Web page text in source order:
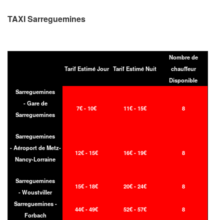
TAXI Sarreguemines
Tarif Estimé Jour Tarif Estimé Nuit
Nombre de
chauffeur
Disponible
Sarreguemines
- Gare de
Sarreguemines
7€ - 10€ 11€ - 15€ 8
Sarreguemines
- Aéroport de Metz-
Nancy-Lorraine
12€ - 15€ 16€ - 19€ 8
Sarreguemines
- Woustviller
15€ - 18€ 20€ - 24€ 8
Sarreguemines -
Forbach
44€ - 49€ 52€ - 57€ 8